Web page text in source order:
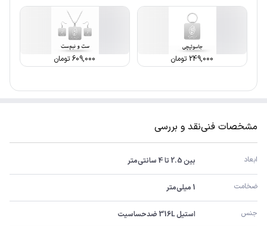
249,000 تومان 609,000تومان
مشخصات فنینقد و بررسی
ابعاد بین 2.5 تا 4 سانتی‌متر
ضخامت 1 میلی‌متر
جنس استیل 316L ضدحساسیت